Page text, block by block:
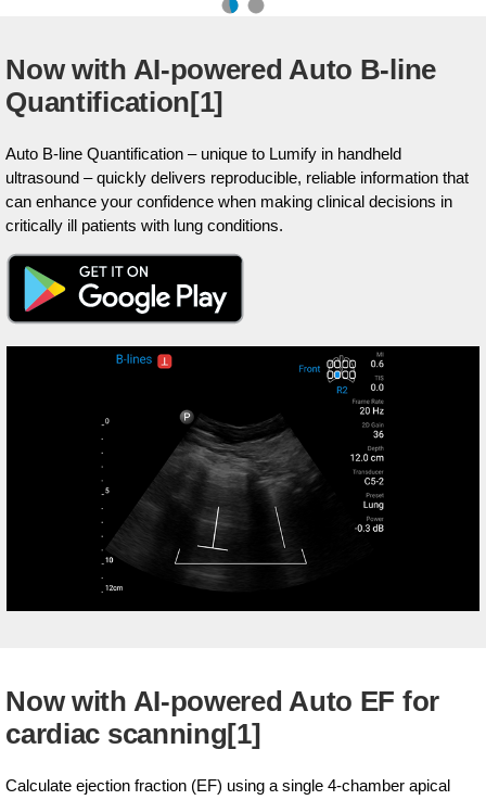
Now with AI-powered Auto B-line
Quantification[1]
Auto B-line Quantification – unique to Lumify in handheld
ultrasound – quickly delivers reproducible, reliable information that
can enhance your confidence when making clinical decisions in
critically ill patients with lung conditions.
Now with AI-powered Auto EF for
cardiac scanning[1]
Calculate ejection fraction (EF) using a single 4-chamber apical